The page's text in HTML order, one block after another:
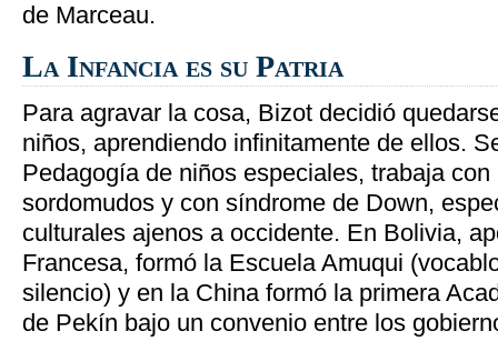
de Marceau.
La Infancia es su Patria
Para agravar la cosa, Bizot decidió
niños, aprendiendo infinitamente de ellos.
Pedagogía de niños especiales, trabaja
sordomudos y con síndrome de Down,
culturales ajenos a occidente. En Bolivia,
Francesa, formó la Escuela Amuqui
silencio) y en la China formó la primera
de Pekín bajo un convenio entre los